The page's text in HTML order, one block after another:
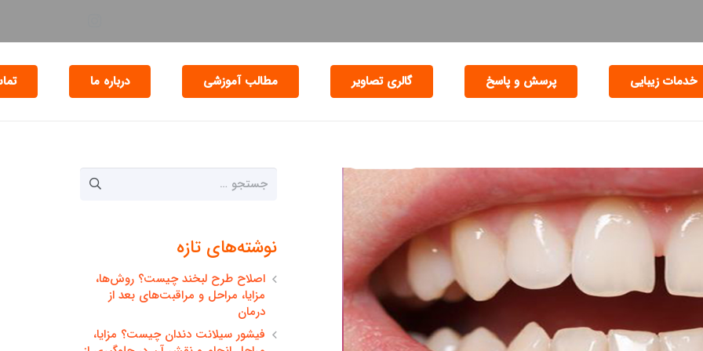
خدمات زیبایی پرسش و پاسخ گالری تصاویر مطالب آموزشی درباره ما
جستجو
برای:
نوشته‌های تازه
اصلاح طرح لبخند چیست؟ روش‌ها،
مزایا، مراحل و مراقبت‌های بعد از
درمان
فیشور سیلانت دندان چیست؟ مزایا،